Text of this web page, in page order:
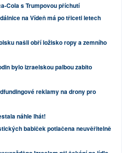
Cola s Trumpovou příchutí
na Vídeň má po třiceti letech
našli obří ložisko ropy a zemního
bylo izraelskou palbou zabito
reklamy na drony pro
náhle lhát!
babiček potlačena neuvěřitelně